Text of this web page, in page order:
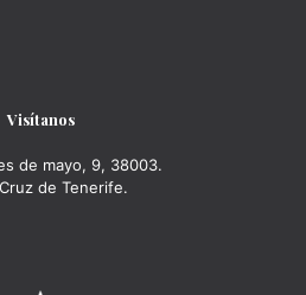
Visítanos
de mayo, 9, 38003.
de Tenerife.